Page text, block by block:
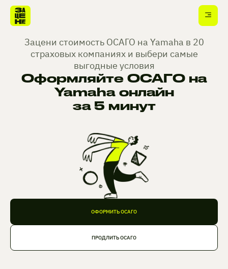
Зацени стоимость ОСАГО на Yamaha в 20
страховых компаниях и выбери самые
выгодные условия
Оформляйте ОСАГО на
Yamaha онлайн
за 5 минут
ОФОРМИТЬ ОСАГО
ПРОДЛИТЬ ОСАГО